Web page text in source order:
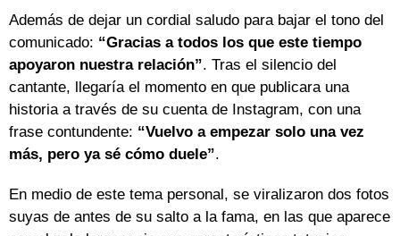
Además de dejar un cordial saludo para bajar el tono del
comunicado: “Gracias a todos los que este tiempo
apoyaron nuestra relación”. Tras el silencio del
cantante, llegaría el momento en que publicara una
historia a través de su cuenta de Instagram, con una
frase contundente: “Vuelvo a empezar solo una vez
más, pero ya sé cómo duele”.
En medio de este tema personal, se viralizaron dos fotos
suyas de antes de su salto a la fama, en las que aparece